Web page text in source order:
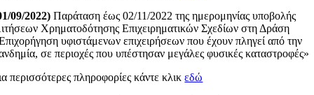
09/2022) Παράταση έως 02/11/2022 της ημερομηνίας υποβολής
Χρηματοδότησης Επιχειρηματικών Σχεδίων στη Δράση
υφιστάμενων επιχειρήσεων που έχουν πληγεί από την
σε περιοχές που υπέστησαν μεγάλες φυσικές καταστροφές»
περισσότερες πληροφορίες κάντε κλικεδώ